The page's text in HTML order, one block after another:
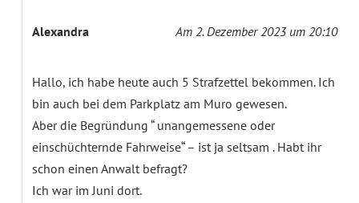
Alexandra Am 2. Dezember 2023 um 20:10
Hallo, ich habe heute auch 5 Strafzettel bekommen. Ich
bin auch bei dem Parkplatz am Muro gewesen.
Aber die Begründung “ unangemessene oder
einschüchternde Fahrweise“ – ist ja seltsam . Habt ihr
schon einen Anwalt befragt?
Ich war im Juni dort.